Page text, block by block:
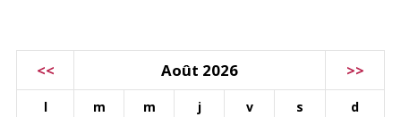
<< Août 2026 >>
l m m j v s d